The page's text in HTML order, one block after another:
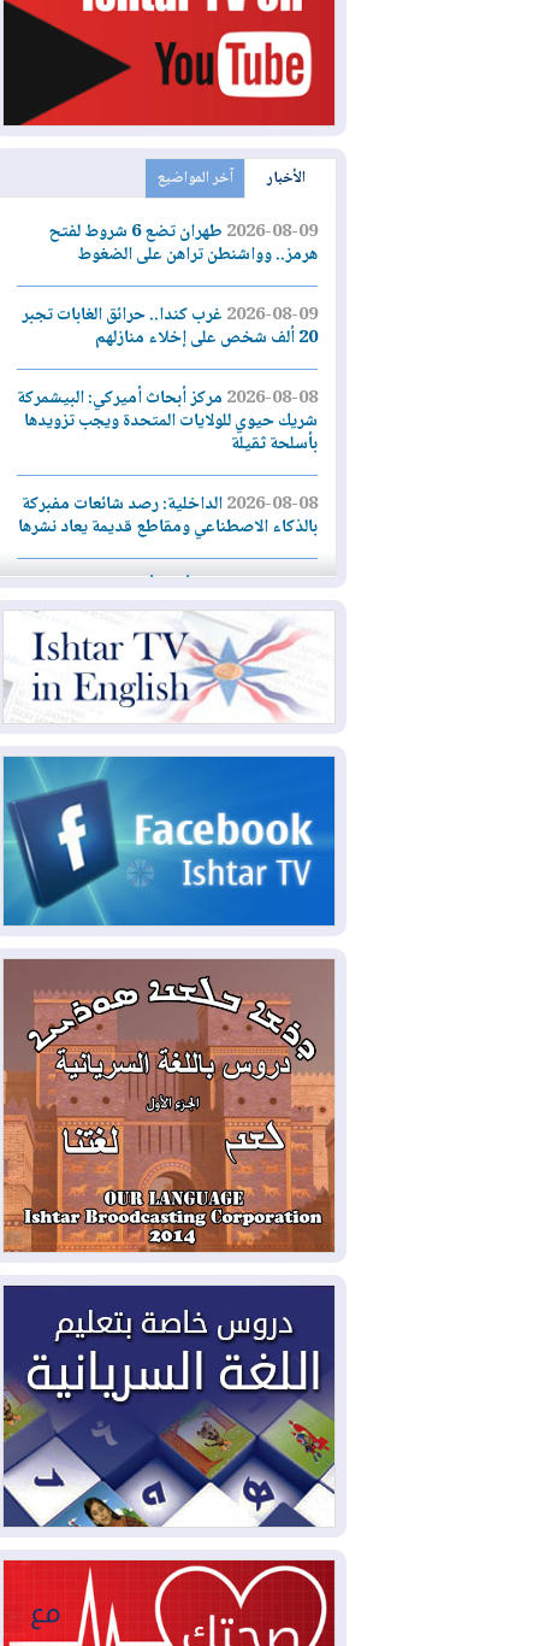
الأخبار آخر المواضيع
2026-08-09 طهران تضع 6 شروط لفتح
هرمز.. وواشنطن تراهن على الضغوط
2026-08-09غرب كندا.. حرائق الغابات تجبر
2026-08-08مركز أبحاث أميركي: البيشمركة
شريك حيوي للولايات المتحدة ويجب تزويدها
بأسلحة ثقيلة
2026-08-08الداخلية: رصد شائعات مفبركة
بالذكاء الاصطناعي ومقاطع قديمة يعاد نشرها
2026-08-08دعم أمني أمريكي بمليار دولار
لإدارة رئيس كولومبيا الجديد
2026-08-07حكومة إقليم كوردستان ترفض
قرار "دانة غاز" و"نفط الهلال" بتزويد بغداد
بالغاز دون موافقتها
القوات المسلحة العراقية: خطة
أمنية لإجهاض هجمة محتملة على السعودية
2026-08-07الاستخبارات الأميركية: بوتين
قد يختبر تماسك الناتو بهجوم محدود
"إدارة الدولة": أكدنا دعم تنفيذ البرنامج
الحكومي وأهمية حصر السلاح
2026-08-06ائتلاف ادارة الدولة: من
يقومون بسلوك يهدد امن البلاد خارجون عن
القانون يجب محاربتهم
2026-08-06بعد هجومين قرب باب المندب..
تحذيرات من تصعيد يهدد الملاحة في البحر
الأحمر
2026-08-06مئات القاصرين بلا مأوى.. أزمة
سبتة تتصاعد وتضغط على مدريد
2026-08-05
لمدة عام.. بدء توريد 100
مليون قدم مكعب يومياً من غاز كورمور في
إقليم كوردستان إلى وزارة الكهرباء العراقية
2026-08-05
15كارثة بيئية ومناخية ترسم
ملامح أخطر التحديات التي تواجه العراق
اليوم
2026-08-05
حرائق فرنسا.. توقيف 402
شخص بينهم 156 قاصرا منذ بداية موسم
الحرائق